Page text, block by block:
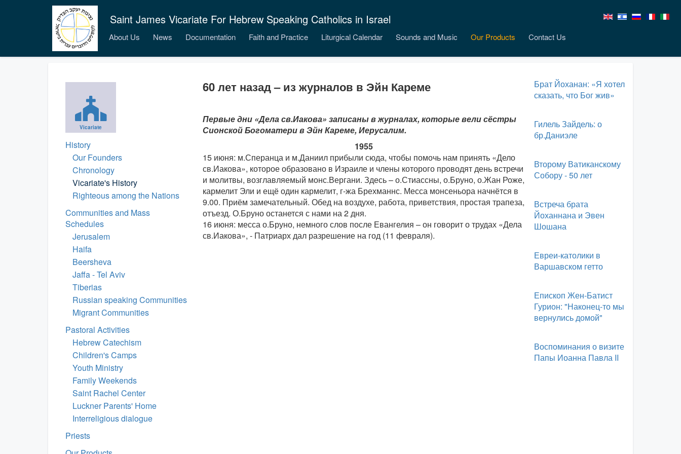
Saint James Vicariate For Hebrew Speaking Catholics in Israel
About Us News Documentation Faith and Practice Liturgical Calendar Sounds and Music Our Products Contact Us
Vicariate
History
Our Founders
Chronology
Vicariate's History
Righteous among the Nations
Communities and Mass
Schedules
Jerusalem
Haifa
Beersheva
Jaffa - Tel Aviv
Tiberias
Russian speaking Communities
Migrant Communities
Pastoral Activities
Hebrew Catechism
Children's Camps
Youth Ministry
Family Weekends
Saint Rachel Center
Luckner Parents' Home
Interreligious dialogue
Priests
60 лет назад – из журналов в Эйн Кареме
Первые дни «Дела св.Иакова» записаны в журналах, которые вели сёстры
Сионской Богоматери в Эйн Кареме, Иерусалим.
1955
15 июня: м.Сперанца и м.Даниил прибыли сюда, чтобы помочь нам принять «Дело
св.Иакова», которое образовано в Израиле и члены которого проводят день встречи
и молитвы, возглавляемый монс.Вергани. Здесь – о.Стиассны, о.Бруно, о.Жан Роже,
кармелит Эли и ещё один кармелит, г-жа Брехманнс. Месса монсеньора начнётся в
9.00. Приём замечательный. Обед на воздухе, работа, приветствия, простая трапеза,
отъезд. О.Бруно останется с нами на 2 дня.
16 июня: месса о.Бруно, немного слов после Евангелия – он говорит о трудах «Дела
св.Иакова», - Патриарх дал разрешение на год (11 февраля).
Брат Йоханан: «Я хотел
сказать, что Бог жив»
Гилель Зайдель: о
бр.Даниэле
Второму Ватиканскому
Собору - 50 лет
Встреча брата
Йоханнана и Эвен
Шошана
Евреи-католики в
Варшавском гетто
Епископ Жен-Батист
Гурион: "Наконец-то мы
вернулись домой"
Воспоминания о визите
Папы Иоанна Павла II